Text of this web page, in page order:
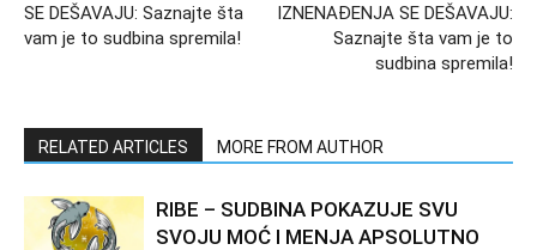
SE DEŠAVAJU: Saznajte šta
vam je to sudbina spremila!
IZNENAĐENJA SE DEŠAVAJU:
Saznajte šta vam je to
sudbina spremila!
RELATED ARTICLES MORE FROM AUTHOR
RIBE – SUDBINA POKAZUJE SVU
SVOJU MOĆ I MENJA APSOLUTNO